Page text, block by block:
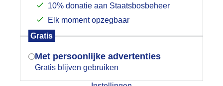
10% donatie aan Staatsbosbeheer
Elk moment opzegbaar
Gratis
Met persoonlijke advertenties
Gratis blijven gebruiken
Indien je hier nog geen akkoord op hebt
gegeven, verschijnt er zo een pop-up uit
je browser waarin deze toestemming
gevraagd wordt.